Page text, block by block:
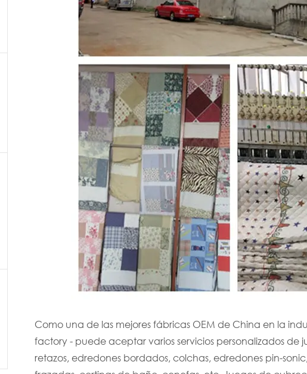
Como una de las mejores fábricas OEM de China en la
factory - puede aceptar varios servicios personalizados
retazos, edredones bordados, colchas, edredones pin-